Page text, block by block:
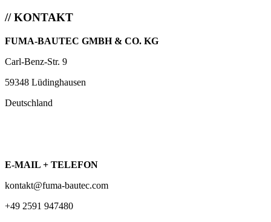
// KONTAKT
FUMA-BAUTEC GMBH & CO. KG
Carl-Benz-Str. 9
59348 Lüdinghausen
Deutschland
E-MAIL + TELEFON
kontakt@fuma-bautec.com
+49 2591 947480